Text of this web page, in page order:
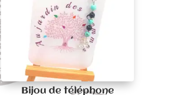
Bijou de téléphone